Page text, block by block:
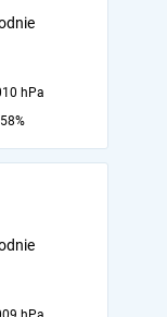
hPa
58%